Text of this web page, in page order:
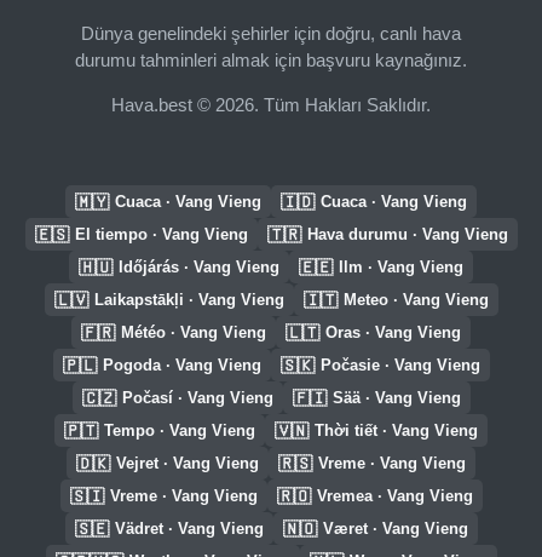
Dünya genelindeki şehirler için doğru, canlı hava
durumu tahminleri almak için başvuru kaynağınız.
Hava.best © 2026. Tüm Hakları Saklıdır.
🇲🇾 Cuaca · Vang Vieng 🇮🇩 Cuaca · Vang Vieng
🇪🇸 El tiempo · Vang Vieng 🇹🇷 Hava durumu · Vang Vieng
🇭🇺 Időjárás · Vang Vieng 🇪🇪 Ilm · Vang Vieng
🇱🇻 Laikapstākļi · Vang Vieng 🇮🇹 Meteo · Vang Vieng
🇫🇷 Météo · Vang Vieng 🇱🇹 Oras · Vang Vieng
🇵🇱 Pogoda · Vang Vieng 🇸🇰 Počasie · Vang Vieng
🇨🇿 Počasí · Vang Vieng 🇫🇮 Sää · Vang Vieng
🇵🇹 Tempo · Vang Vieng 🇻🇳 Thời tiết · Vang Vieng
🇩🇰 Vejret · Vang Vieng 🇷🇸 Vreme · Vang Vieng
🇸🇮 Vreme · Vang Vieng 🇷🇴 Vremea · Vang Vieng
🇸🇪 Vädret · Vang Vieng 🇳🇴 Været · Vang Vieng